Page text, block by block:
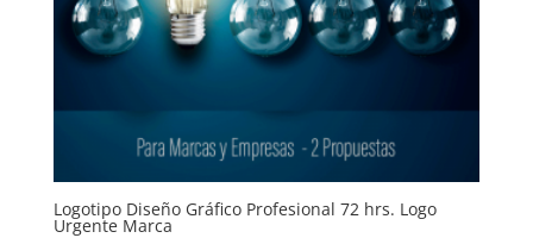
Logotipo Diseño Gráfico Profesional 72 hrs. Logo
Urgente Marca